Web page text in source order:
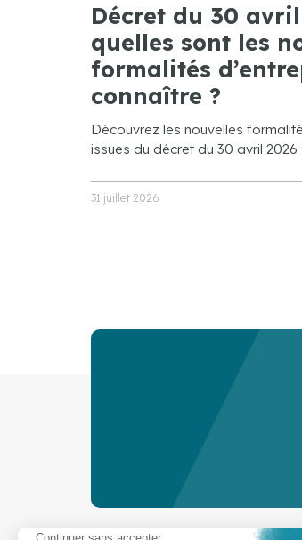
Décret du 30 avril
quelles sont les
formalités
connaître ?
Découvrez les nouvelles
issues du décret du 30 avril 2026
31 juillet 2026